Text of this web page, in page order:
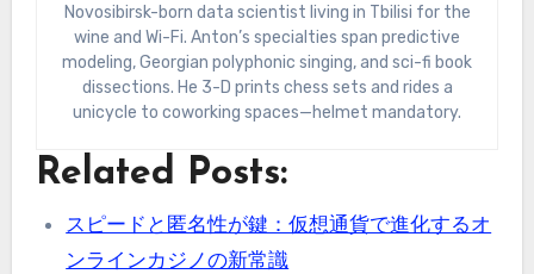
Novosibirsk-born data scientist living in Tbilisi for the
wine and Wi-Fi. Anton’s specialties span predictive
modeling, Georgian polyphonic singing, and sci-fi book
dissections. He 3-D prints chess sets and rides a
unicycle to coworking spaces—helmet mandatory.
Related Posts:
スピードと匿名性が鍵：仮想通貨で進化するオ
ンラインカジノの新常識